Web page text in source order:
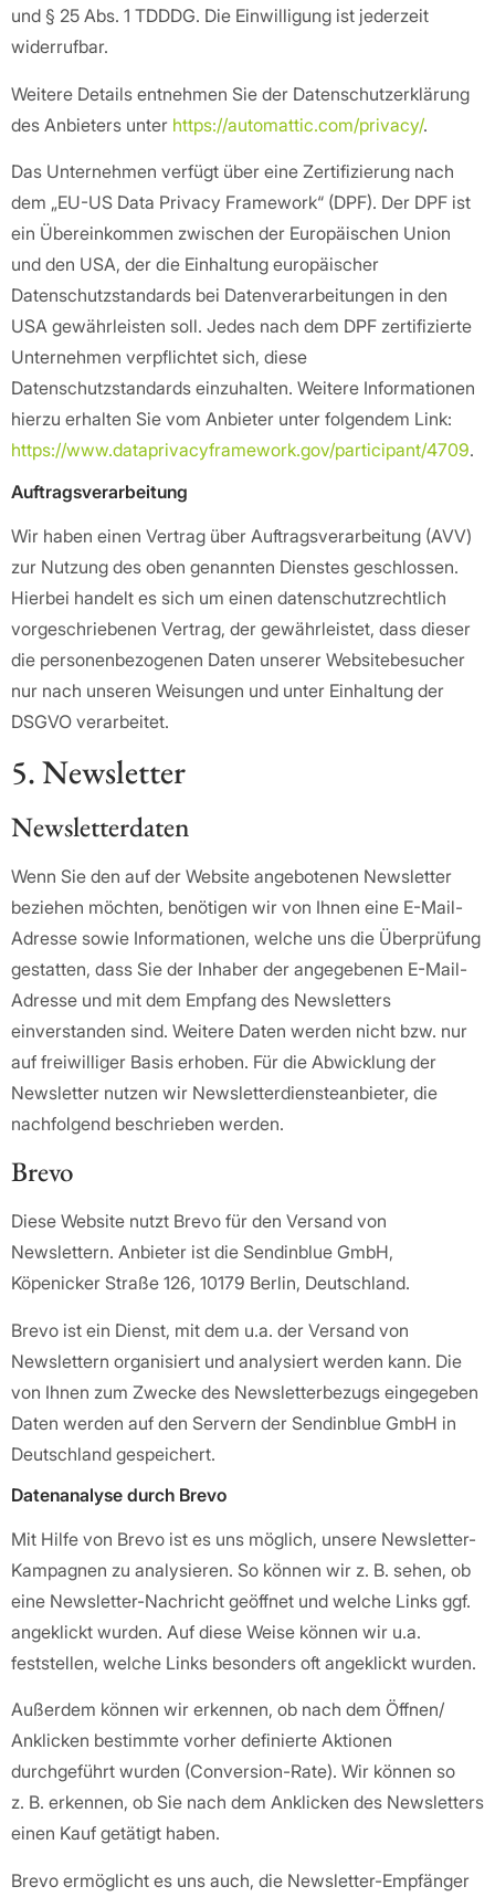
und § 25 Abs. 1 TDDDG. Die Einwilligung ist jederzeit
widerrufbar.
Weitere Details entnehmen Sie der Datenschutzerklärung
des Anbieters unter https://automattic.com/privacy/.
Das Unternehmen verfügt über eine Zertifizierung nach
dem „EU-US Data Privacy Framework“ (DPF). Der DPF ist
ein Übereinkommen zwischen der Europäischen Union
und den USA, der die Einhaltung europäischer
Datenschutzstandards bei Datenverarbeitungen in den
USA gewährleisten soll. Jedes nach dem DPF zertifizierte
Unternehmen verpflichtet sich, diese
Datenschutzstandards einzuhalten. Weitere Informationen
hierzu erhalten Sie vom Anbieter unter folgendem Link:
https://www.dataprivacyframework.gov/participant/4709.
Auftragsverarbeitung
Wir haben einen Vertrag über Auftragsverarbeitung (AVV)
zur Nutzung des oben genannten Dienstes geschlossen.
Hierbei handelt es sich um einen datenschutzrechtlich
vorgeschriebenen Vertrag, der gewährleistet, dass dieser
die personenbezogenen Daten unserer Websitebesucher
nur nach unseren Weisungen und unter Einhaltung der
DSGVO verarbeitet.
5. Newsletter
Newsletter­daten
Wenn Sie den auf der Website angebotenen Newsletter
beziehen möchten, benötigen wir von Ihnen eine E-Mail-
Adresse sowie Informationen, welche uns die Überprüfung
gestatten, dass Sie der Inhaber der angegebenen E-Mail-
Adresse und mit dem Empfang des Newsletters
einverstanden sind. Weitere Daten werden nicht bzw. nur
auf freiwilliger Basis erhoben. Für die Abwicklung der
Newsletter nutzen wir Newsletterdiensteanbieter, die
nachfolgend beschrieben werden.
Brevo
Diese Website nutzt Brevo für den Versand von
Newslettern. Anbieter ist die Sendinblue GmbH,
Köpenicker Straße 126, 10179 Berlin, Deutschland.
Brevo ist ein Dienst, mit dem u.a. der Versand von
Newslettern organisiert und analysiert werden kann. Die
von Ihnen zum Zwecke des Newsletterbezugs eingegeben
Daten werden auf den Servern der Sendinblue GmbH in
Deutschland gespeichert.
Datenanalyse durch Brevo
Mit Hilfe von Brevo ist es uns möglich, unsere Newsletter-
Kampagnen zu analysieren. So können wir z. B. sehen, ob
eine Newsletter-Nachricht geöffnet und welche Links ggf.
angeklickt wurden. Auf diese Weise können wir u.a.
feststellen, welche Links besonders oft angeklickt wurden.
Außerdem können wir erkennen, ob nach dem Öffnen/
Anklicken bestimmte vorher definierte Aktionen
durchgeführt wurden (Conversion-Rate). Wir können so
z. B. erkennen, ob Sie nach dem Anklicken des Newsletters
einen Kauf getätigt haben.
Brevo ermöglicht es uns auch, die Newsletter-Empfänger